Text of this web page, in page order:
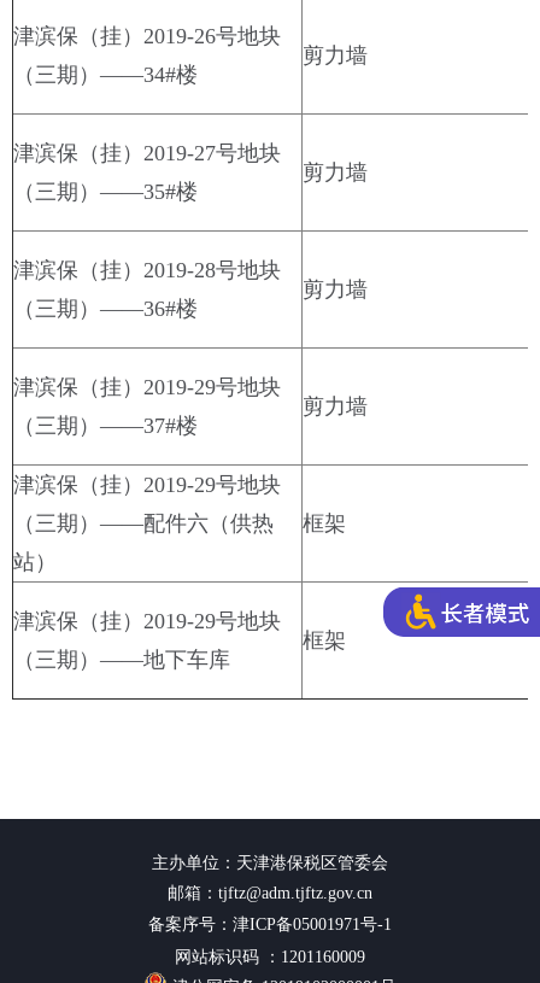
津滨保（挂）2019-26号地块
（三期）——34#楼
剪力墙
津滨保（挂）2019-27号地块
（三期）——35#楼
剪力墙
津滨保（挂）2019-28号地块
（三期）——36#楼
剪力墙
津滨保（挂）2019-29号地块
（三期）——37#楼
剪力墙
津滨保（挂）2019-29号地块
（三期）——配件六（供热
站）
框架
津滨保（挂）2019-29号地块
（三期）——地下车库
框架
主办单位：天津港保税区管委会
邮箱：tjftz@adm.tjftz.gov.cn
备案序号：津ICP备05001971号-1
网站标识码 ：1201160009